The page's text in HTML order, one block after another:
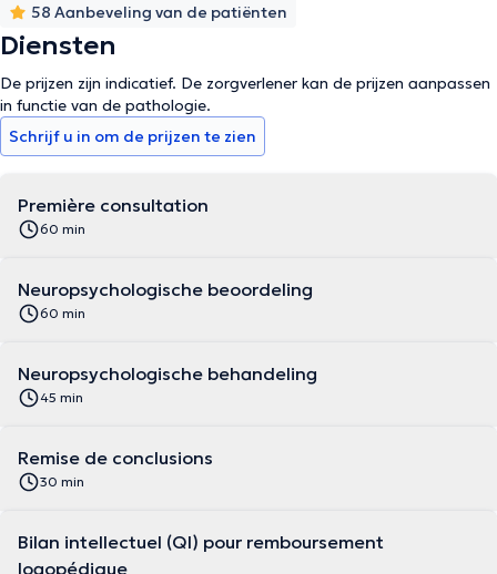
58 Aanbeveling van de patiënten
Diensten
De prijzen zijn indicatief. De zorgverlener kan de prijzen aanpassen
in functie van de pathologie.
Schrijf u in om de prijzen te zien
Première consultation
60 min
Neuropsychologische beoordeling
60 min
Neuropsychologische behandeling
45 min
Remise de conclusions
30 min
Bilan intellectuel (QI) pour remboursement
logopédique